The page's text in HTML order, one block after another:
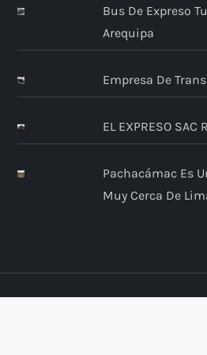
Bus De Expreso
Arequipa
Empresa De
EL EXPRESO SAC
Pachacámac Es
Muy Cerca De